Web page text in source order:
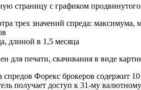
страницу с графиком
трех значений спреда: максимума,
длиной в 1,5 месяца
для печати, скачивания в виде
спредов Форекс брокеров содержит
получает доступ к 31-му